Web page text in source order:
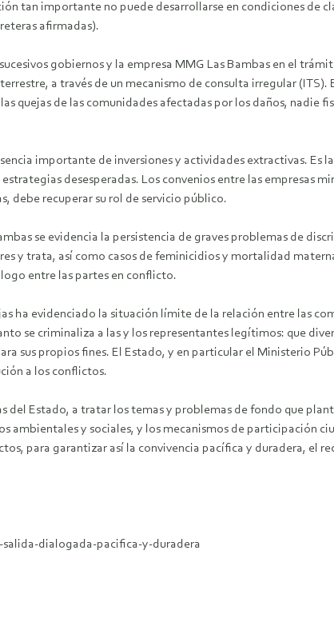
tan importante no puede desarrollarse en condiciones de
afirmadas).
gobiernos y la empresa MMG Las Bambas en el
a través de un mecanismo de consulta irregular (ITS).
quejas de las comunidades afectadas por los daños, nadie
importante de inversiones y actividades extractivas. Es
desesperadas. Los convenios entre las empresas
debe recuperar su rol de servicio público.
se evidencia la persistencia de graves problemas de
y trata, así como casos de feminicidios y mortalidad
entre las partes en conflicto.
ha evidenciado la situación límite de la relación entre las
se criminaliza a las y los representantes legítimos: que
sus propios fines. El Estado, y en particular el Ministerio
a los conflictos.
Estado, a tratar los temas y problemas de fondo que
ambientales y sociales, y los mecanismos de participación
para garantizar así la convivencia pacífica y duradera, el
dialogada-pacifica-y-duradera